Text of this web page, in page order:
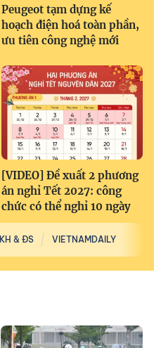
Peugeot tạm dựng kế
hoạch điện hoá toàn phần,
ưu tiên công nghệ mới
[VIDEO] Đề xuất 2 phương
án nghỉ Tết 2027: công
chức có thể nghỉ 10 ngày
KH & ĐS VIETNAMDAILY